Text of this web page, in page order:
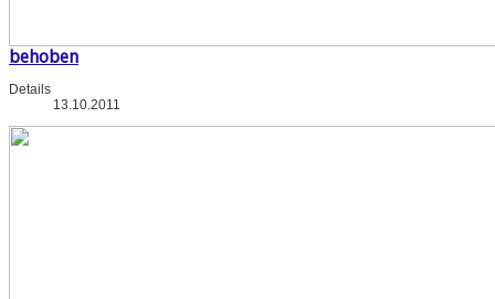
behoben
Details
13.10.2011